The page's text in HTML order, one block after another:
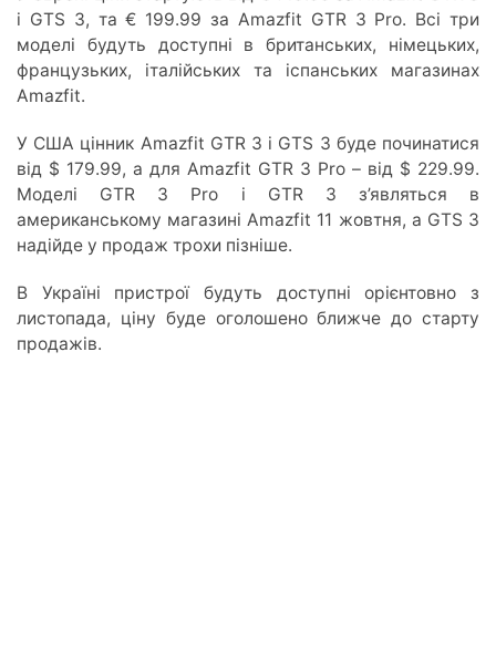
і GTS 3, та € 199.99 за Amazfit GTR 3 Pro. Всі три
моделі будуть доступні в британських, німецьких,
французьких, італійських та іспанських магазинах
Amazfit.
У США цінник Amazfit GTR 3 і GTS 3 буде починатися
від $ 179.99, а для Amazfit GTR 3 Pro – від $ 229.99.
Моделі GTR 3 Pro і GTR 3 з’являться в
американському магазині Amazfit 11 жовтня, а GTS 3
надійде у продаж трохи пізніше.
В Україні пристрої будуть доступні орієнтовно з
листопада, ціну буде оголошено ближче до старту
продажів.